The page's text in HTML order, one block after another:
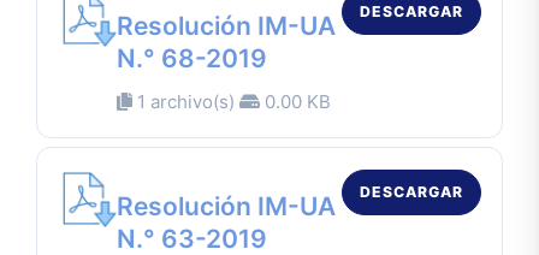
Resolución IM-UA
N.° 68-2019
1 archivo(s) 0.00 KB
DESCARGAR
Resolución IM-UA
N.° 63-2019
DESCARGAR